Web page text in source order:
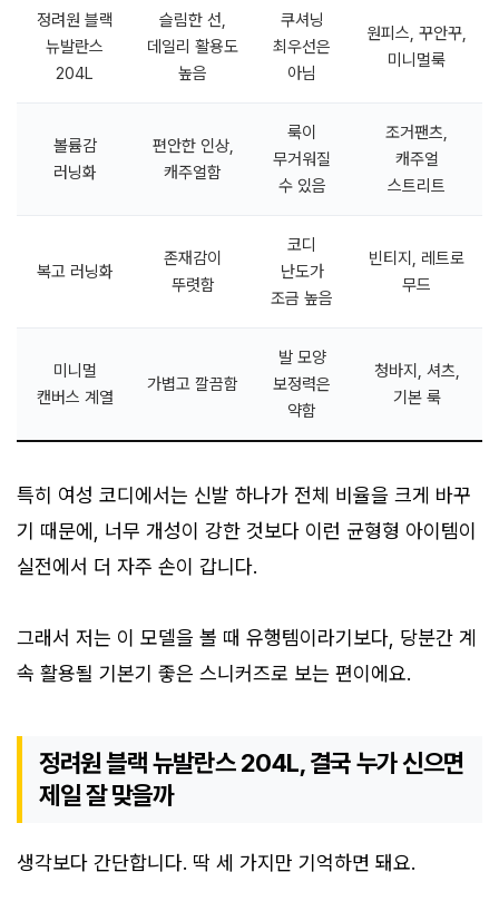
정려원 블랙
뉴발란스
204L
슬림한 선,
데일리 활용도
높음
쿠셔닝
최우선은
아님
원피스, 꾸안꾸,
미니멀룩
볼륨감
러닝화
편안한 인상,
캐주얼함
룩이
무거워질
수 있음
조거팬츠,
캐주얼
스트리트
복고 러닝화
존재감이
뚜렷함
코디
난도가
조금 높음
빈티지, 레트로
무드
미니멀
캔버스 계열
가볍고 깔끔함
발 모양
보정력은
약함
청바지, 셔츠,
기본 룩
특히 여성 코디에서는 신발 하나가 전체 비율을 크게 바꾸
기 때문에, 너무 개성이 강한 것보다 이런 균형형 아이템이
실전에서 더 자주 손이 갑니다.
그래서 저는 이 모델을 볼 때 유행템이라기보다, 당분간 계
속 활용될 기본기 좋은 스니커즈로 보는 편이에요.
정려원 블랙 뉴발란스 204L, 결국 누가 신으면
제일 잘 맞을까
생각보다 간단합니다. 딱 세 가지만 기억하면 돼요.